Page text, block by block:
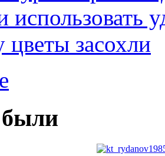
использовать
засохли